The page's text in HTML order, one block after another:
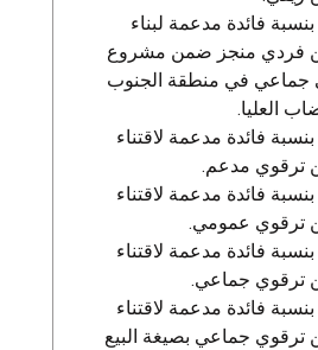
بنسبة فائدة مدعمة لبناء
فردي منجز ضمن مشروع
جماعي في منطقة الجنوب
العليا.
بنسبة فائدة مدعمة لاقتناء
ترقوي مدعم.
بنسبة فائدة مدعمة لاقتناء
ترقوي عمومي.
بنسبة فائدة مدعمة لاقتناء
ترقوي جماعي.
فائدة مدعمة لاقتناء
ترقوي جماعي بصيغة البيع